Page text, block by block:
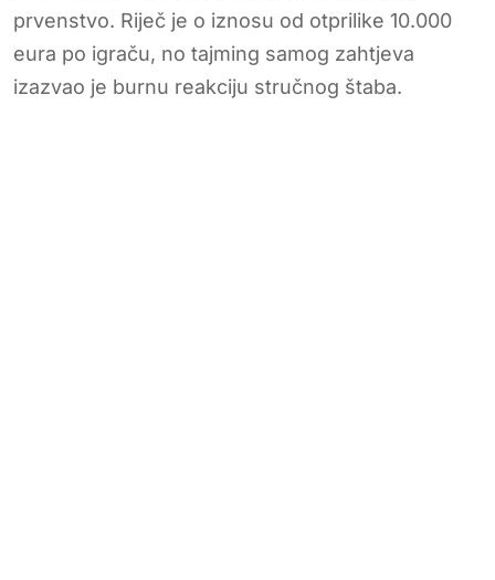
prvenstvo. Riječ je o iznosu od otprilike 10.000
eura po igraču, no tajming samog zahtjeva
izazvao je burnu reakciju stručnog štaba.